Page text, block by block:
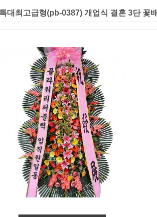
대최고급형(pb-0387) 개업식 결혼 3단 꽃